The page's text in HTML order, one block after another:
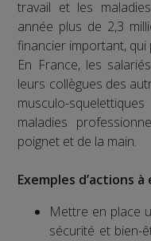
travail et les
année plus de 2,3
financier important,
En France, les
leurs collègues des
musculo-
maladies
poignet et de la main.
Exemples d’actions
Mettre en place
sécurité et bien-